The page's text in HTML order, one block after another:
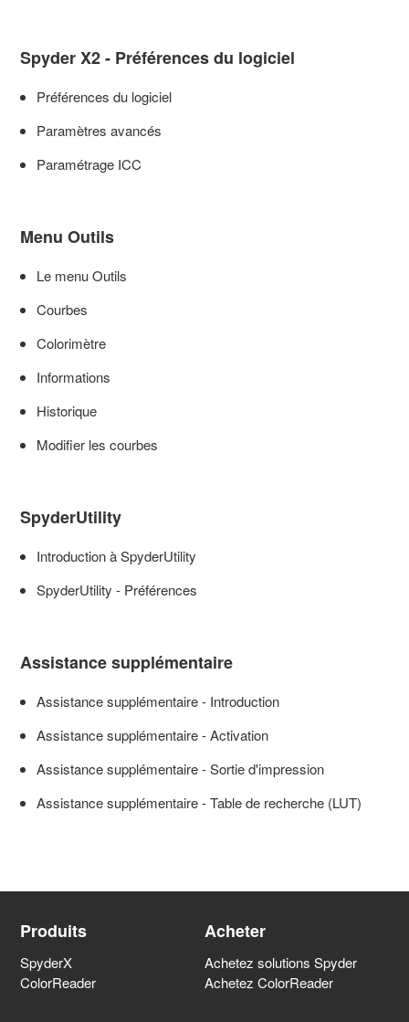
Spyder X2 - Préférences du logiciel
Préférences du logiciel
Paramètres avancés
Paramétrage ICC
Menu Outils
Le menu Outils
Courbes
Colorimètre
Informations
Historique
Modifier les courbes
SpyderUtility
Introduction à SpyderUtility
SpyderUtility - Préférences
Assistance supplémentaire
Assistance supplémentaire - Introduction
Assistance supplémentaire - Activation
Assistance supplémentaire - Sortie d'impression
Assistance supplémentaire - Table de recherche (LUT)
Produits
SpyderX
ColorReader
Acheter
Achetez solutions Spyder
Achetez ColorReader